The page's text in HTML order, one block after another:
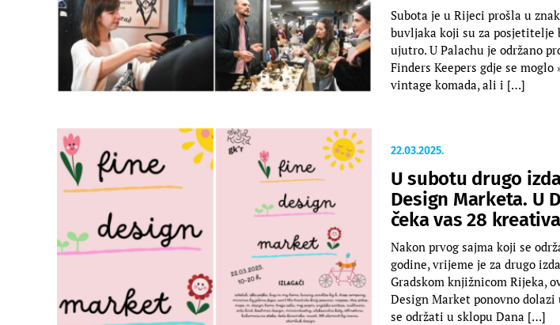
Subota je u Rijeci prošla u
buvljaka koji su za posjetitelje
ujutro. U Palachu je održano
Finders Keepers gdje se
vintage komada, ali i […]
22.03.2025.
U subotu drugo
Design Marketa. U
čeka vas 28
Nakon prvog sajma koji se
godine, vrijeme je za drugo
Gradskom knjižnicom Rijeka,
Design Market ponovno dolazi
se održati u sklopu Dana […]